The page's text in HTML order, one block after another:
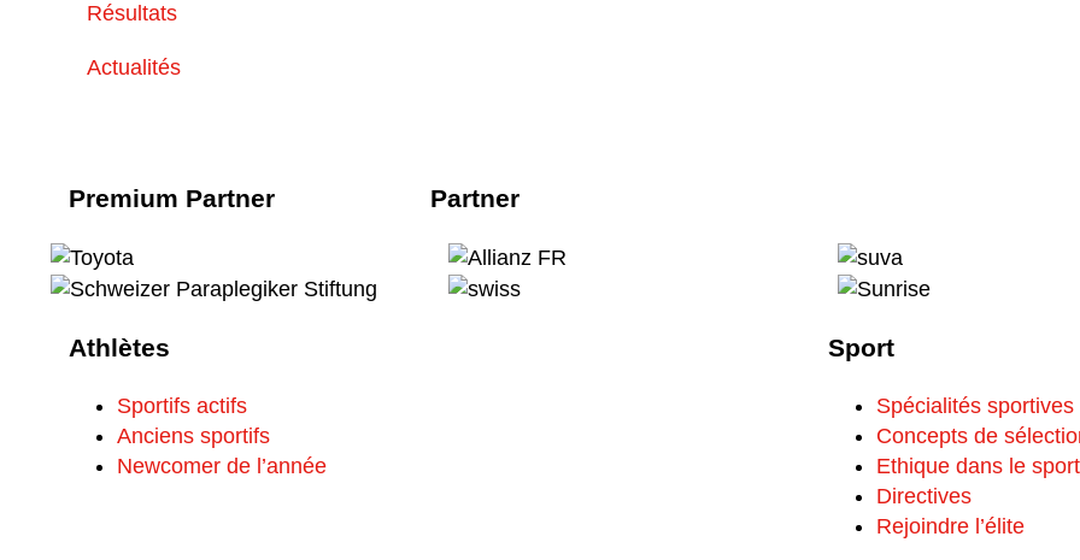
Résultats
Actualités
Premium Partner Partner
Athlètes
Sportifs actifs
Anciens sportifs
Newcomer de l’année
Sport
Spécialités sportives
Concepts de
Ethique dans le sport
Directives
Rejoindre l’élite